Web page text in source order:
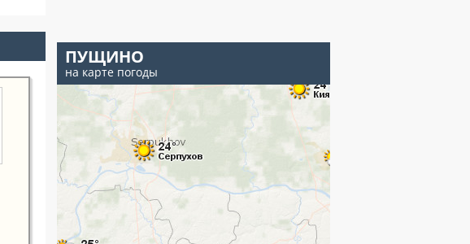
ПУЩИНО
на карте погоды